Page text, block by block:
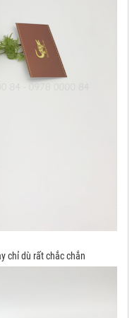
chỉ dù rất chắc chắn